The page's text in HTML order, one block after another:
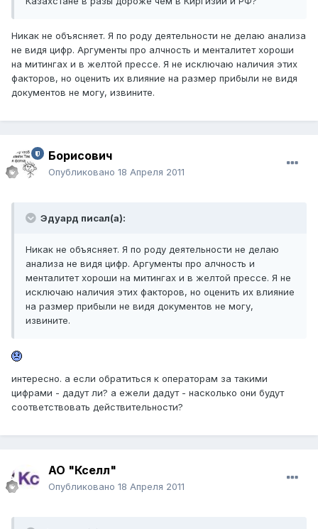
Никак не объясняет. Я по роду деятельности не делаю анализа
не видя цифр. Аргументы про алчность и менталитет хороши
на митингах и в желтой прессе. Я не исключаю наличия этих
факторов, но оценить их влияние на размер прибыли не видя
документов не могу, извините.
Борисович
Опубликовано 18 Апреля 2011
Эдуард писал(а):
Никак не объясняет. Я по роду деятельности не делаю
анализа не видя цифр. Аргументы про алчность и
менталитет хороши на митингах и в желтой прессе. Я не
исключаю наличия этих факторов, но оценить их влияние
на размер прибыли не видя документов не могу,
извините.
интересно. а если обратиться к операторам за такими
цифрами - дадут ли? а ежели дадут - насколько они будут
соответствовать действительности?
АО "Кселл"
Опубликовано 18 Апреля 2011